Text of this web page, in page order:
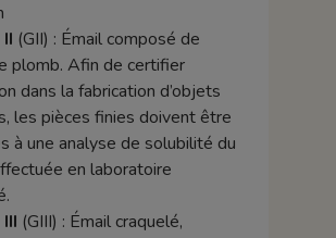
(GII) : Émail composé de
plomb. Afin de certifier
dans la fabrication d’objets
les pièces finies doivent être
à une analyse de solubilité du
en laboratoire
(GIII) : Émail craquelé,